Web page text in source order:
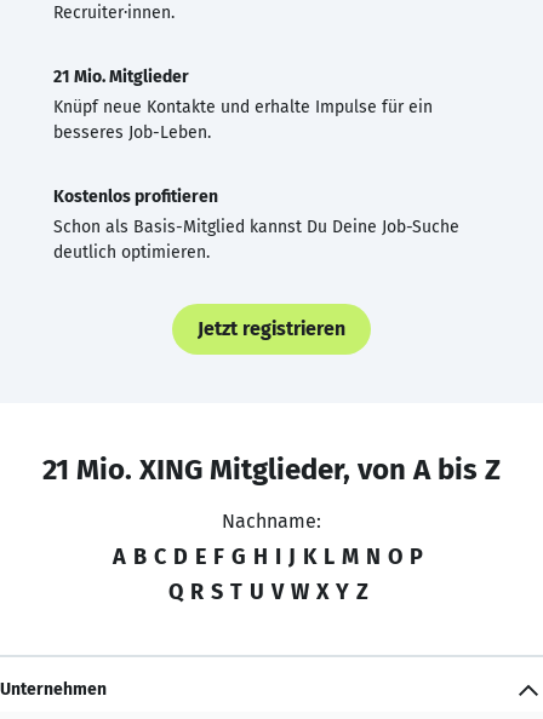
Recruiter·innen.
21 Mio. Mitglieder
Knüpf neue Kontakte und erhalte Impulse für ein
besseres Job-Leben.
Kostenlos profitieren
Schon als Basis-Mitglied kannst Du Deine Job-Suche
deutlich optimieren.
Jetzt registrieren
21 Mio. XING Mitglieder, von A bis Z
Nachname:
A B C D E F G H I J K L M N O P
Q R S T U V W X Y Z
Unternehmen